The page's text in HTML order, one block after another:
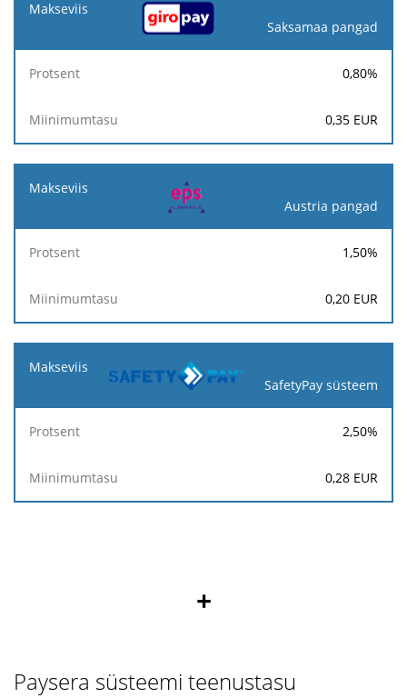
Makseviis
Protsent Miinimumtasu
Saksamaa pangad
0,80%
0,35 EUR
Austria pangad
1,50%
0,20 EUR
SafetyPay süsteem
2,50%
0,28 EUR
+
Paysera süsteemi teenustasu